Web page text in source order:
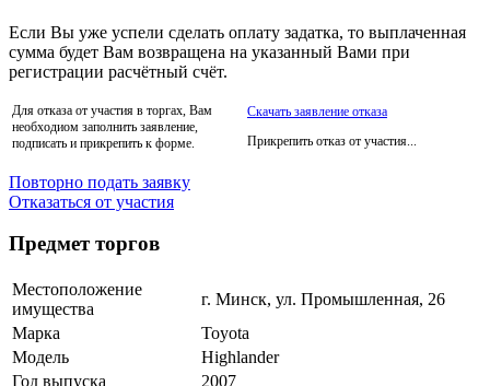
Если Вы уже успели сделать оплату задатка, то выплаченная
сумма будет Вам возвращена на указанный Вами при
регистрации расчётный счёт.
Для отказа от участия в торгах, Вам
необходиом заполнить заявление,
подписать и прикрепить к форме.
Скачать заявление отказа
Прикрепить отказ от участия...
Повторно подать заявку
Отказаться от участия
Предмет торгов
Местоположение
имущества
г. Минск, ул. Промышленная, 26
Марка
Toyota
Модель
Highlander
Год выпуска
2007